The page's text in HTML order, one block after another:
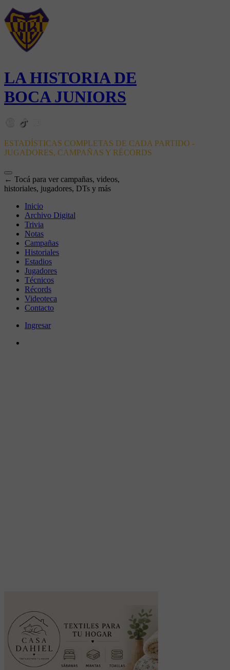
LA HISTORIA DE
BOCA JUNIORS
ESTADÍSTICAS COMPLETAS DE CADA PARTIDO -
JUGADORES, CAMPAÑAS Y RÉCORDS
← Tocá para ver campañas, videos,
historiales, jugadores, DTs y más
Inicio
Archivo Digital
Trivia
Notas
Campañas
Historiales
Estadios
Jugadores
Técnicos
Récords
Videoteca
Contacto
Ingresar